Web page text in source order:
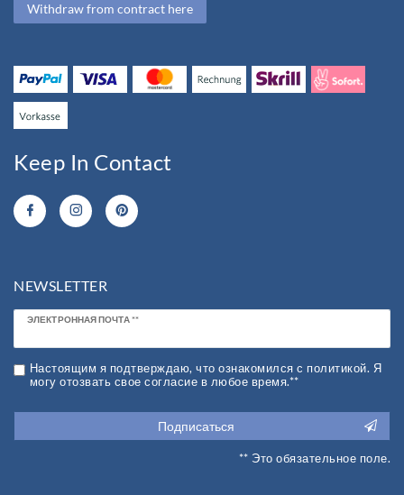
Withdraw from contract here
Keep In Contact
NEWSLETTER
ЭЛЕКТРОННАЯ ПОЧТА **
Newsletter
Настоящим я подтверждаю, что ознакомился с политикой. Я
могу отозвать свое согласие в любое время.**
Подписаться
** Это обязательное поле.